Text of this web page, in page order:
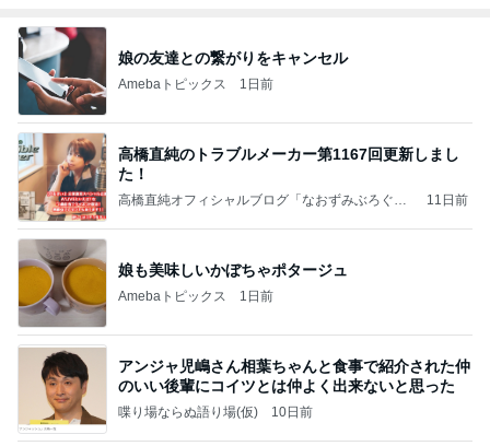
娘の友達との繋がりをキャンセル
Amebaトピックス 1日前
高橋直純のトラブルメーカー第1167回更新しまし
た！
高橋直純オフィシャルブログ「なおずみぶろぐ」
11日前
娘も美味しいかぼちゃポタージュ
Amebaトピックス 1日前
アンジャ児嶋さん相葉ちゃんと食事で紹介された仲
のいい後輩にコイツとは仲よく出来ないと思った
喋り場ならぬ語り場(仮) 10日前